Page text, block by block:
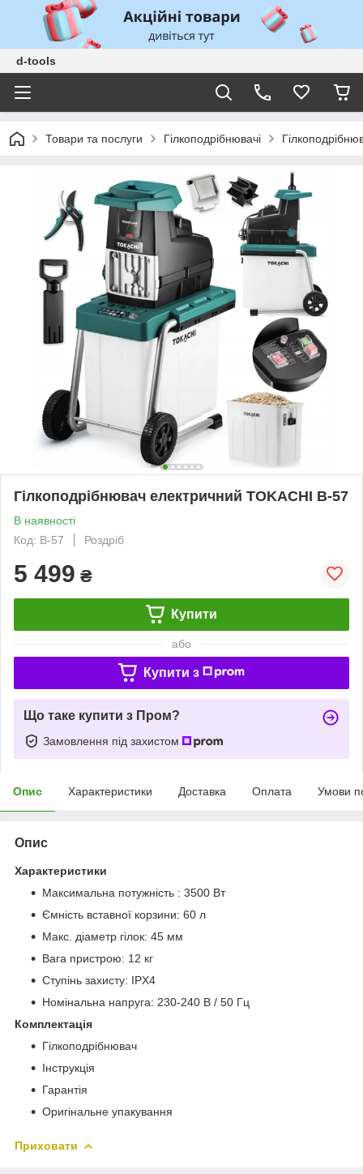
d-tools
Товари та послуги Гілкоподрібнювачі
Гілкоподрібнювач електричний TOKACHI B-57
В наявності
Код: B-57
Роздріб
5 499 ₴
Купити
або
Купити з
Що таке купити з Пром?
Замовлення під захистом
Опис Характеристики Доставка Оплата Умови
Опис
Характеристики
Максимальна потужність : 3500 Вт
Ємність вставної корзини: 60 л
Макс. діаметр гілок: 45 мм
Вага пристрою: 12 кг
Ступінь захисту: IPX4
Номінальна напруга: 230-240 В / 50 Гц
Комплектація
Гілкоподрібнювач
Інструкція
Гарантія
Оригінальне упакування
Приховати